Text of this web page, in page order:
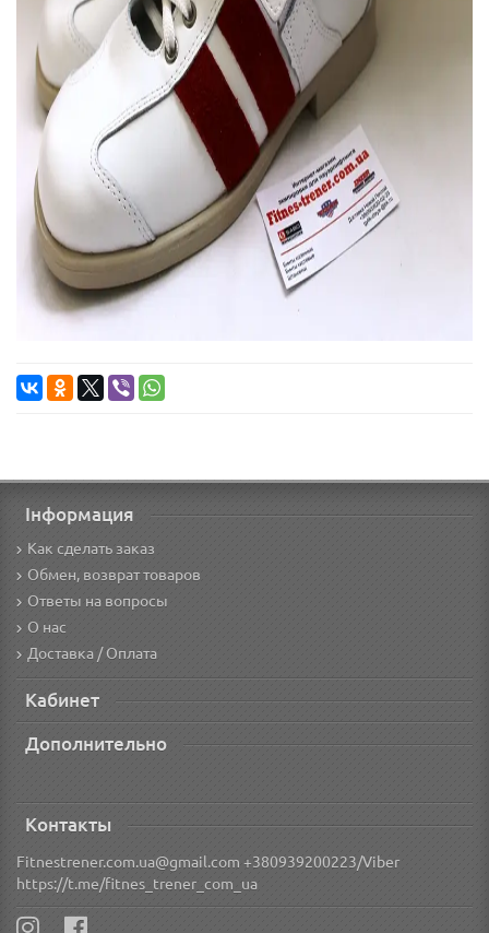
Інформация
Как сделать заказ
Обмен, возврат товаров
Ответы на вопросы
О нас
Доставка / Оплата
Кабинет
Дополнительно
Контакты
Fitnestrener.com.ua@gmail.com +380939200223/Viber
https://t.me/fitnes_trener_com_ua